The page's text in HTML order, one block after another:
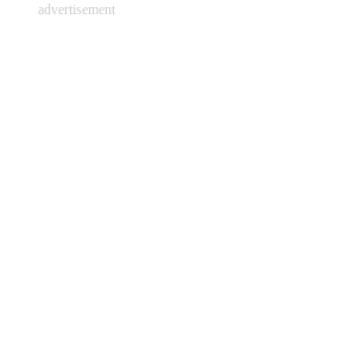
advertisement